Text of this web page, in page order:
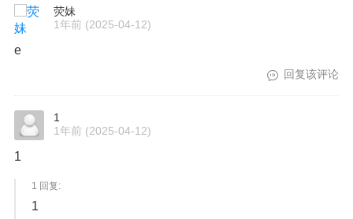
荧妹
1年前 (2025-04-12)
e
回复该评论
1
1年前 (2025-04-12)
1
1 回复:
1